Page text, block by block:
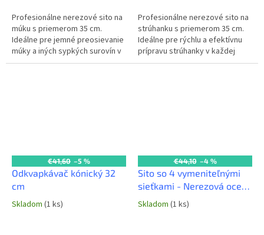
Profesionálne nerezové sito na
múku s priemerom 35 cm.
Ideálne pre jemné preosievanie
múky a iných sypkých surovín v
každej komerčnej kuchyni a
Profesionálne nerezové sito na
strúhanku s priemerom 35 cm.
Ideálne pre rýchlu a efektívnu
prípravu strúhanky v každej
komerčnej kuchyni.
€41,60 –5 %
Odkvapkávač kónický 32
cm
Skladom (1 ks)
€44,10 –4 %
Sito so 4 vymeniteľnými
sieťkami - Nerezová oceľ -
cm 30
Skladom (1 ks)